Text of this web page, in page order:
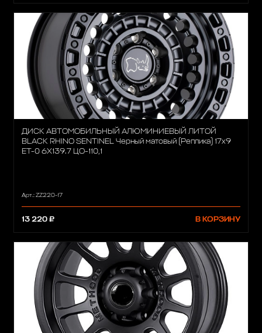
ДИСК АВТОМОБИЛЬНЫЙ АЛЮМИНИЕВЫЙ ЛИТОЙ
BLACK RHINO SENTINEL Черный матовый (Реплика) 17х9
ET-0 6X139.7 ЦО-110,1
Арт.: ZZ220-17
13 220 ₽ В КОРЗИНУ